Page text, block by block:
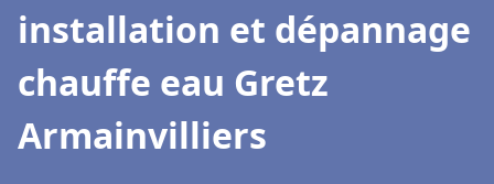
installation et dépannage
chauffe eau Gretz
Armainvilliers